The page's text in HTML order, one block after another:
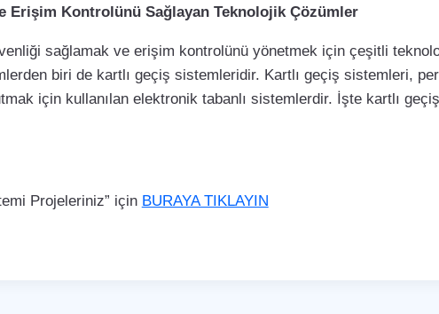
Erişim Kontrolünü Sağlayan Teknolojik Çözümler
sağlamak ve erişim kontrolünü yönetmek için çeşitli
biri de kartlı geçiş sistemleridir. Kartlı geçiş sistemleri,
için kullanılan elektronik tabanlı sistemlerdir. İşte kartlı
Projeleriniz” için BURAYA TIKLAYIN